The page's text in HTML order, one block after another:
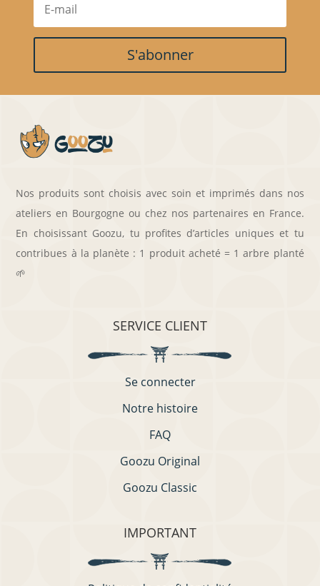
S'abonner
Nos produits sont choisis avec soin et imprimés dans nos
ateliers en Bourgogne ou chez nos partenaires en France.
En choisissant Goozu, tu profites d’articles uniques et tu
contribues à la planète : 1 produit acheté = 1 arbre planté
🌱
SERVICE CLIENT
Se connecter
Notre histoire
FAQ
Goozu Original
Goozu Classic
IMPORTANT